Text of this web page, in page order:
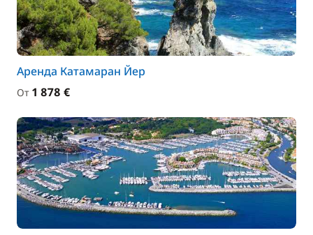
Аренда Катамаран Йер
От 1 878 €